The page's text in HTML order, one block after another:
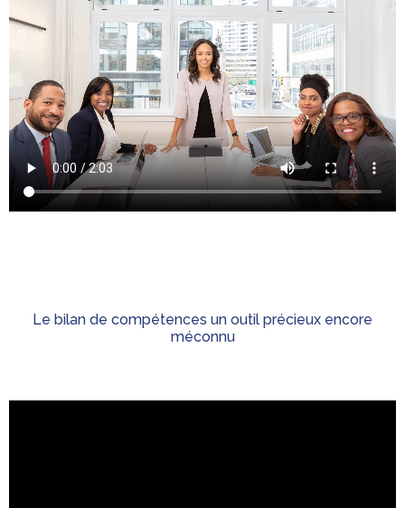
Le bilan de compétences un outil précieux encore
méconnu